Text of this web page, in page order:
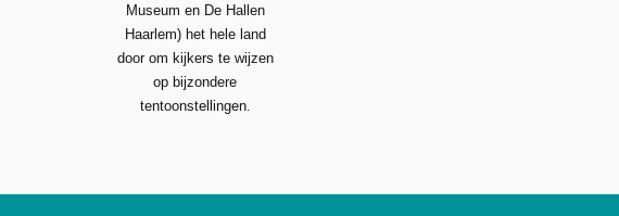
Museum en De Hallen
Haarlem) het hele land
door om kijkers te wijzen
op bijzondere
tentoonstellingen.